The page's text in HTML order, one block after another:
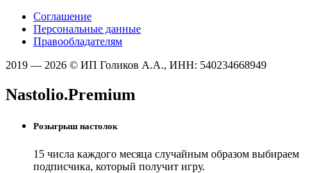
Соглашение
Персональные данные
Правообладателям
2019 — 2026 © ИП Голиков А.А., ИНН: 540234668949
Nastolio.Premium
Розыгрыш настолок
15 числа каждого месяца случайным образом выбираем
подписчика, который получит игру.